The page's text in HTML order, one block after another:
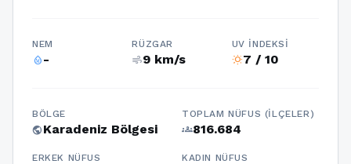
NEM
humidity_percentage-
RÜZGAR
air9 km/s
UV İNDEKSI
wb_sunny7 / 10
BÖLGE
publicKaradeniz Bölgesi
TOPLAM NÜFUS (İLÇELER)
groups816.684
ERKEK NÜFUS KADIN NÜFUS